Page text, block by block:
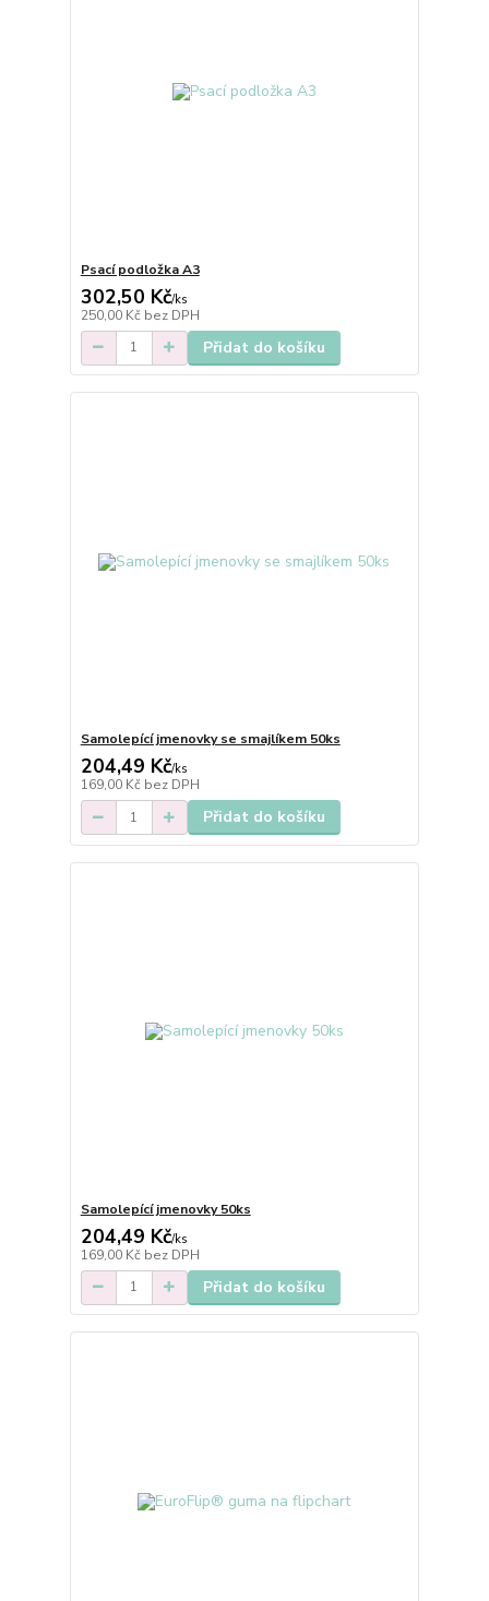
Psací podložka A3
302,50 Kč/ks
250,00 Kč bez DPH
Přidat do košíku
Samolepící jmenovky se smajlíkem 50ks
204,49 Kč/ks
169,00 Kč bez DPH
Přidat do košíku
Samolepící jmenovky 50ks
204,49 Kč/ks
169,00 Kč bez DPH
Přidat do košíku